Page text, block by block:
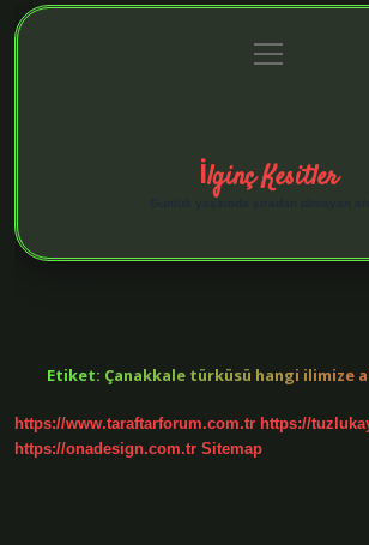
Gizlilik Politikası
menüyü
aç
İlginç Kesitler
Etiket: Çanakkale türküsü hangi ilimize
https://www.taraftarforum.com.tr https://
https://onadesign.com.tr Sitemap